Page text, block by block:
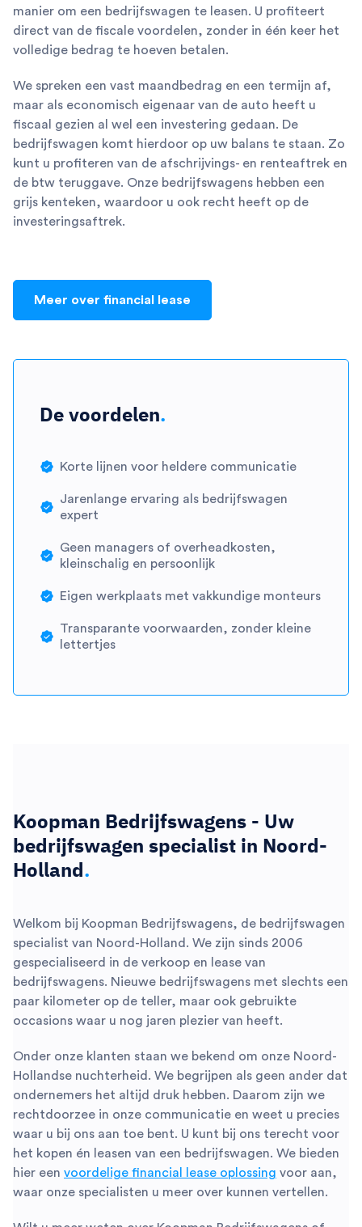
manier om een bedrijfswagen te leasen. U profiteert
direct van de fiscale voordelen, zonder in één keer het
volledige bedrag te hoeven betalen.
We spreken een vast maandbedrag en een termijn af,
maar als economisch eigenaar van de auto heeft u
fiscaal gezien al wel een investering gedaan. De
bedrijfswagen komt hierdoor op uw balans te staan. Zo
kunt u profiteren van de afschrijvings- en renteaftrek en
de btw teruggave. Onze bedrijfswagens hebben een
grijs kenteken, waardoor u ook recht heeft op de
investeringsaftrek.
Meer over financial lease
De voordelen.
Korte lijnen voor heldere communicatie
Jarenlange ervaring als bedrijfswagen
expert
Geen managers of overheadkosten,
kleinschalig en persoonlijk
Eigen werkplaats met vakkundige monteurs
Transparante voorwaarden, zonder kleine
lettertjes
Koopman Bedrijfswagens - Uw
bedrijfswagen specialist in Noord-
Holland.
Welkom bij Koopman Bedrijfswagens, de bedrijfswagen
specialist van Noord-Holland. We zijn sinds 2006
gespecialiseerd in de verkoop en lease van
bedrijfswagens. Nieuwe bedrijfswagens met slechts een
paar kilometer op de teller, maar ook gebruikte
occasions waar u nog jaren plezier van heeft.
Onder onze klanten staan we bekend om onze Noord-
Hollandse nuchterheid. We begrijpen als geen ander dat
ondernemers het altijd druk hebben. Daarom zijn we
rechtdoorzee in onze communicatie en weet u precies
waar u bij ons aan toe bent. U kunt bij ons terecht voor
het kopen én leasen van een bedrijfswagen. We bieden
hier een voordelige financial lease oplossing voor aan,
waar onze specialisten u meer over kunnen vertellen.